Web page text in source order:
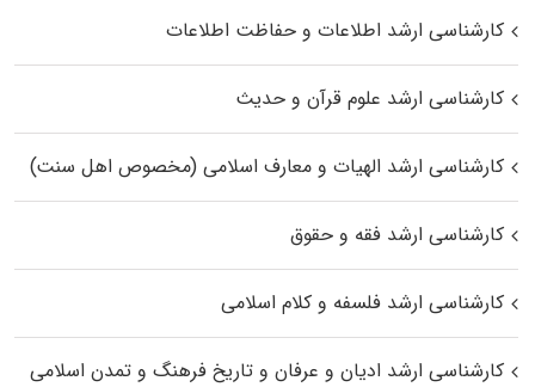
کارشناسی ارشد اطلاعات و حفاظت اطلاعات
کارشناسی ارشد علوم قرآن و حدیث
کارشناسی ارشد الهیات و معارف اسلامی (مخصوص اهل سنت)
کارشناسی ارشد فقه و حقوق
کارشناسی ارشد فلسفه و کلام اسلامی
کارشناسی ارشد ادیان و عرفان و تاریخ فرهنگ و تمدن اسلامی